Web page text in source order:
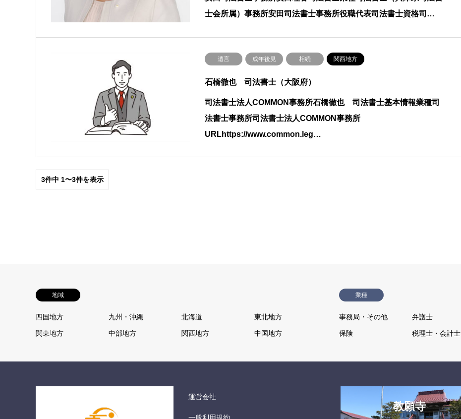
士会所属）事務所安田司法書士事務所役職代表司法書士資格司…
遺言 成年後見 相続 関西地方
石橋徹也 司法書士（大阪府）
司法書士法人COMMON事務所石橋徹也 司法書士基本情報業種司
法書士事務所司法書士法人COMMON事務所
URLhttps://www.common.leg…
3件中 1〜3件を表示
地域
四国地方 九州・沖縄 北海道 東北地方
関東地方 中部地方 関西地方 中国地方
業種
事務局・その他 弁護士
保険 税理士・会計士
運営会社
教願寺